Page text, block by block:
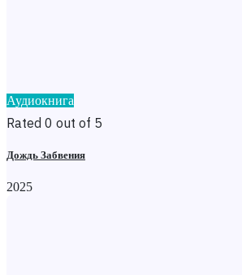
Аудиокнига
Rated 0 out of 5
Дождь Забвения
2025